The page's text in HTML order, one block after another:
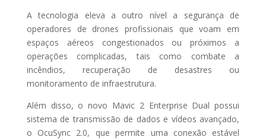
A tecnologia eleva a outro nível a segurança de
operadores de drones profissionais que voam em
espaços aéreos congestionados ou próximos a
operações complicadas, tais como combate a
incêndios, recuperação de desastres ou
monitoramento de infraestrutura.
Além disso, o novo Mavic 2 Enterprise Dual possui
sistema de transmissão de dados e vídeos avançado,
o OcuSync 2.0, que permite uma conexão estável